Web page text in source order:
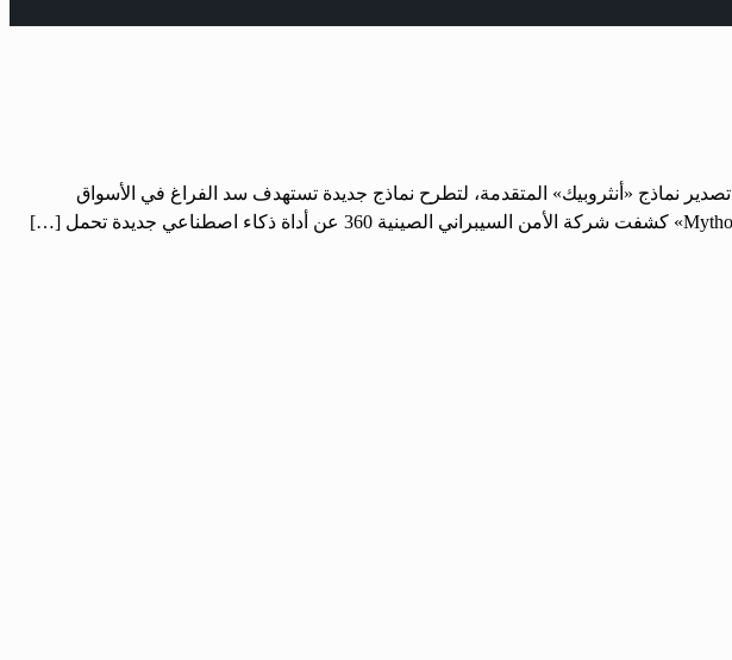
نماذج «أنثروبيك» المتقدمة، لتطرح نماذج جديدة تستهدف سد الفراغ في الأسواق